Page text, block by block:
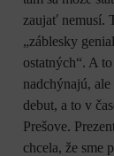
zaujať nemusí.
„záblesky
ostatných“. A
nadchýnajú,
debut, a to v
Prešove.
chcela, že sme